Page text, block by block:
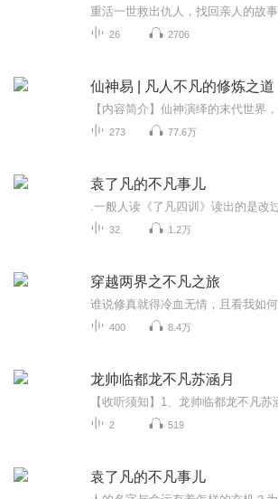
重活一世救出仇人，找回亲人的故事
26 2706
仙神易 | 凡人不凡的修炼之道
273 77.6万
袁了凡的不凡事儿
32 1.2万
穿越两界之不凡之旅
400 8.4万
龙帅临都龙不凡苏涵月
2 519
袁了凡的不凡事儿